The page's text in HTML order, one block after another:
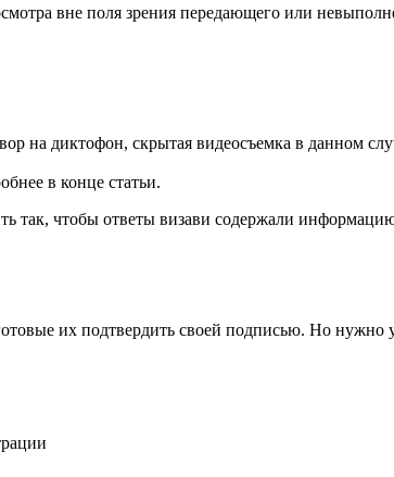
вне поля зрения передающего или
на диктофон, скрытая видеосъемка в данном
в конце статьи.
так, чтобы ответы визави содержали
их подтвердить своей подписью. Но нужно